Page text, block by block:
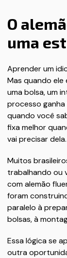
O
uma
Aprender um
Mas quando
uma bolsa, um
processo
quando você
fixa melhor
vai precisar dela.
Muitos
trabalhando ou
com alemão
foram
paralelo à
bolsas, à
Essa lógica se
outra